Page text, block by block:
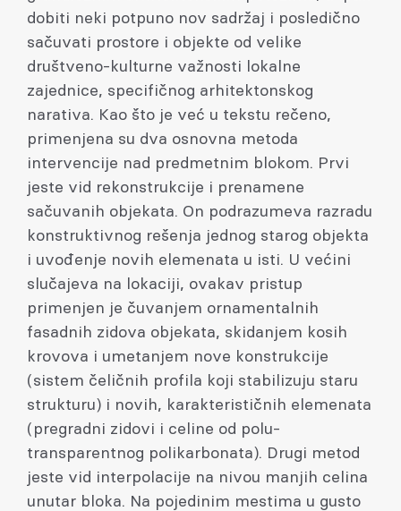
dobiti neki potpuno nov sadržaj i posledično
sačuvati prostore i objekte od velike
društveno-kulturne važnosti lokalne
zajednice, specifičnog arhitektonskog
narativa. Kao što je već u tekstu rečeno,
primenjena su dva osnovna metoda
intervencije nad predmetnim blokom. Prvi
jeste vid rekonstrukcije i prenamene
sačuvanih objekata. On podrazumeva razradu
konstruktivnog rešenja jednog starog objekta
i uvođenje novih elemenata u isti. U većini
slučajeva na lokaciji, ovakav pristup
primenjen je čuvanjem ornamentalnih
fasadnih zidova objekata, skidanjem kosih
krovova i umetanjem nove konstrukcije
(sistem čeličnih profila koji stabilizuju staru
strukturu) i novih, karakterističnih elemenata
(pregradni zidovi i celine od polu-
transparentnog polikarbonata). Drugi metod
jeste vid interpolacije na nivou manjih celina
unutar bloka. Na pojedinim mestima u gusto